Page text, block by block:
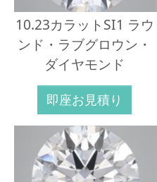
10.23カラットSI1 ラウ
ンド・ラブグロウン・
ダイヤモンド
即座お見積り